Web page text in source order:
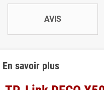
AVIS
En savoir plus